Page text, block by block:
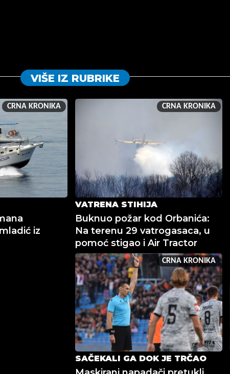
VIŠE IZ RUBRIKE
CRNA KRONIKA
iz
CRNA KRONIKA
VATRENA STIHIJA
Buknuo požar kod Orbanića:
Na terenu 29 vatrogasaca, u
pomoć stigao i Air Tractor
CRNA KRONIKA
SAČEKALI GA DOK JE TRČAO